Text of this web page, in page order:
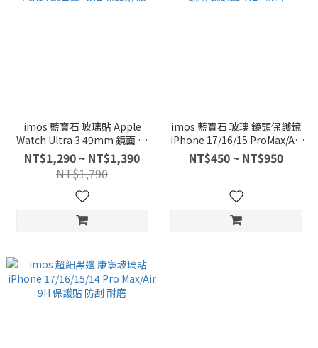
imos 藍寶石 玻璃貼 Apple
Watch Ultra 3 49mm 鏡面 霧
面 不銹鋼 鈦合金 裱框 保護貼
膜
NT$1,290 ~ NT$1,390
NT$1,790
imos 藍寶石 玻璃 鏡頭保護鏡
iPhone 17/16/15 ProMax/Air
鏡頭圈 鏡頭蓋 防刮 耐磨
NT$450 ~ NT$950